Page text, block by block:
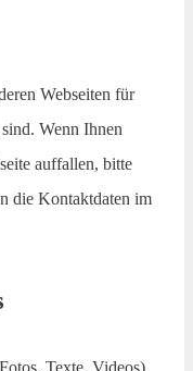
Webseiten für
Wenn Ihnen
auffallen, bitte
die Kontaktdaten im